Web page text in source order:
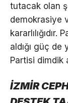
tutacak olan
demokrasiye
aldığı güç de
Partisi dimdik
İZMİR